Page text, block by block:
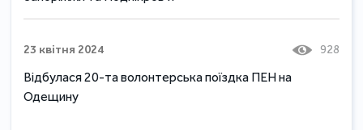
23 квітня 2024 928
Відбулася 20-та волонтерська поїздка ПЕН на
Одещину